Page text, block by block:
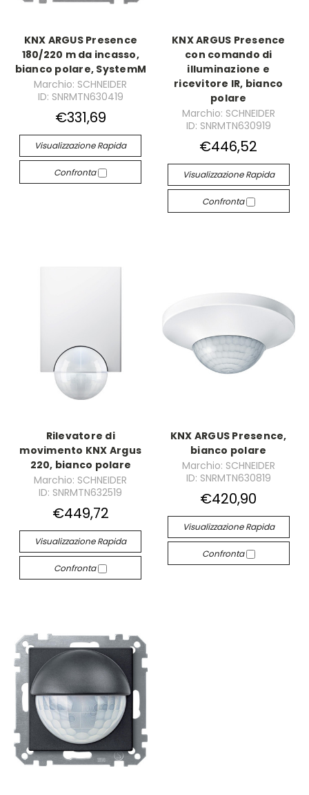
KNX ARGUS Presence
180/220 m da incasso,
bianco polare, SystemM
Marchio: SCHNEIDER
ID: SNRMTN630419
€331,69
Visualizzazione Rapida
Confronta
KNX ARGUS Presence
con comando di
illuminazione e
ricevitore IR, bianco
polare
Marchio: SCHNEIDER
ID: SNRMTN630919
€446,52
Visualizzazione Rapida
Confronta
Rilevatore di
movimento KNX Argus
220, bianco polare
Marchio: SCHNEIDER
ID: SNRMTN632519
€449,72
Visualizzazione Rapida
Confronta
KNX ARGUS Presence,
bianco polare
Marchio: SCHNEIDER
ID: SNRMTN630819
€420,90
Visualizzazione Rapida
Confronta